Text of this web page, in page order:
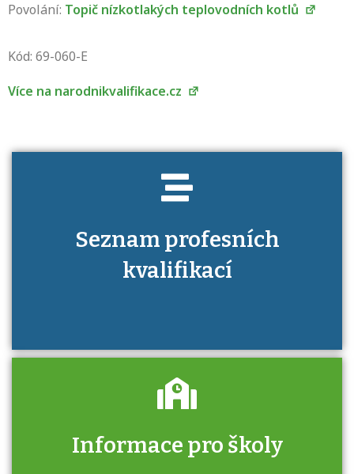
Povolání: Topič nízkotlakých teplovodních kotlů
Kód: 69-060-E
Více na narodnikvalifikace.cz
Seznam profesních
kvalifikací
Víte, jaké dovednosti musíte pro danou
Informace pro školy
Zjistěte, jak se přihlásit ke zkoušce a kde